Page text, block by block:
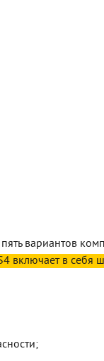
вариантов
включает в себя